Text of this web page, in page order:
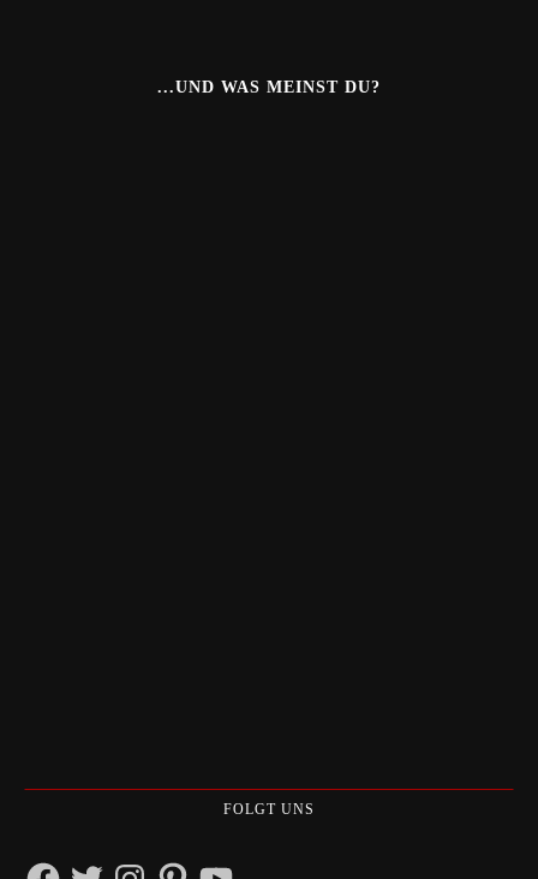
...UND WAS MEINST DU?
FOLGT UNS
FacebookTwitterInstagramPinterestYouTube